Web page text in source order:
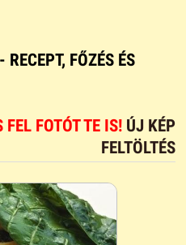
FŐZÉS ÉS
FEL FOTÓT TE IS! ÚJ KÉP
FELTÖLTÉS